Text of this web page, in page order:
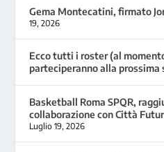
Gema Montecatini, firmato
19, 2026
Ecco tutti i roster (al
parteciperanno alla prossima
Basketball Roma SPQR,
collaborazione con Città
Luglio 19, 2026